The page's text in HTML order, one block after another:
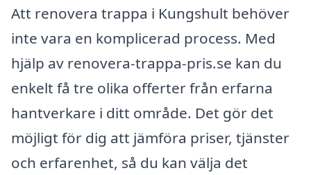
Att renovera trappa i Kungshult behöver
inte vara en komplicerad process. Med
hjälp av renovera-trappa-pris.se kan du
enkelt få tre olika offerter från erfarna
hantverkare i ditt område. Det gör det
möjligt för dig att jämföra priser, tjänster
och erfarenhet, så du kan välja det